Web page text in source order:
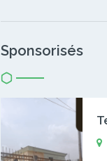
Sponsorisés